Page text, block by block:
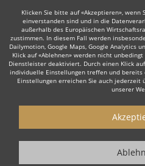
Klicken Sie bitte auf «Akzeptieren»,
einverstanden sind und in die
außerhalb des Europäischen
zustimmen. In diesem Fall werden
Dailymotion, Google Maps, Google Analytics
Klick auf «Ablehnen» werden nicht
Dienstleister deaktiviert. Durch einen Klick
individuelle Einstellungen treffen und
Einstellungen erreichen Sie auch jederzeit
unserer